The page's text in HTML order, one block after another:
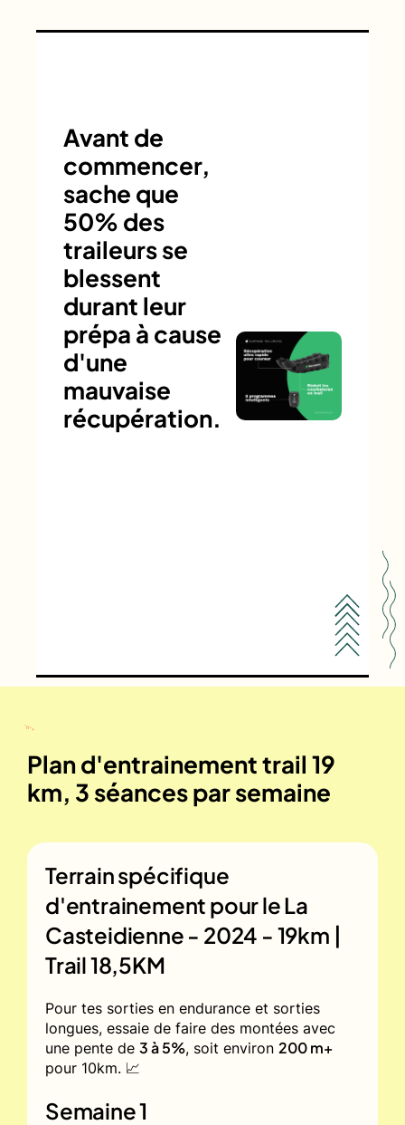
Avant de
commencer,
sache que
50% des
traileurs se
blessent
durant leur
prépa à cause
d'une
mauvaise
récupération.
Plan d'entrainement trail 19
km, 3 séances par semaine
Terrain spécifique
d'entrainement pour leLa
Casteidienne - 2024 - 19km |
Trail 18,5KM
Pour tes sorties en endurance et sorties
longues, essaie de faire des montées avec
une pente de 3 à 5%, soit environ 200 m+
pour 10km. 📈
Semaine 1